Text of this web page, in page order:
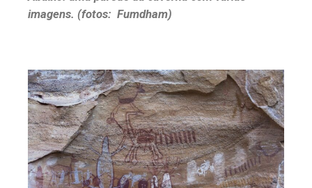
imagens. (fotos: Fumdham)